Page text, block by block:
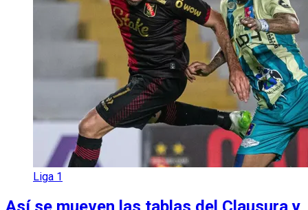
Liga 1